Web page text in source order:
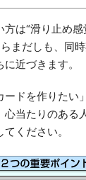
は“滑り止め
まだしも、同
近づきます。
ードを作りたい
心当たりのある
ください。